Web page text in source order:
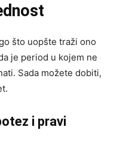
što uopšte traži ono
je period u kojem ne
Sada možete dobiti,
i pravi